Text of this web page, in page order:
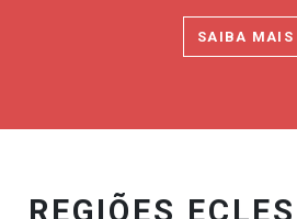
SAIBA MAIS
REGIÕES